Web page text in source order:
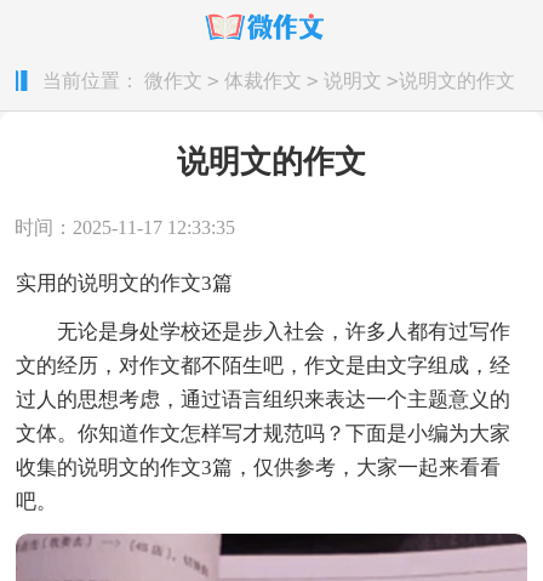
当前位置： 微作文 > 体裁作文 > 说明文 >说明文的作文
说明文的作文
时间：2025-11-17 12:33:35
实用的说明文的作文3篇
无论是身处学校还是步入社会，许多人都有过写作
文的经历，对作文都不陌生吧，作文是由文字组成，经
过人的思想考虑，通过语言组织来表达一个主题意义的
文体。你知道作文怎样写才规范吗？下面是小编为大家
收集的说明文的作文3篇，仅供参考，大家一起来看看
吧。